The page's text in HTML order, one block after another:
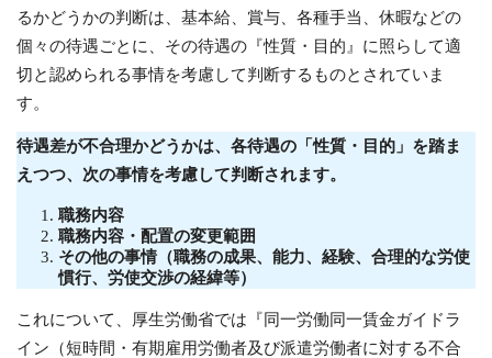
るかどうかの判断は、基本給、賞与、各種手当、休暇などの
個々の待遇ごとに、その待遇の『性質・目的』に照らして適
切と認められる事情を考慮して判断するものとされていま
す。
待遇差が不合理かどうかは、各待遇の「性質・目的」を踏ま
えつつ、次の事情を考慮して判断されます。
職務内容
職務内容・配置の変更範囲
その他の事情（職務の成果、能力、経験、合理的な労使
慣行、労使交渉の経緯等）
これについて、厚生労働省では『同一労働同一賃金ガイドラ
イン（短時間・有期雇用労働者及び派遣労働者に対する不合